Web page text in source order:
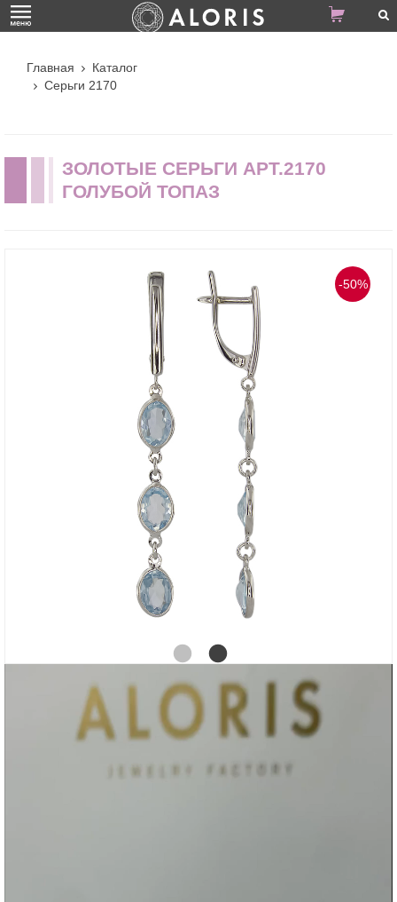
Главная
Каталог
Серьги 2170
ЗОЛОТЫЕ СЕРЬГИ АРТ.2170
ГОЛУБОЙ ТОПАЗ
-50%